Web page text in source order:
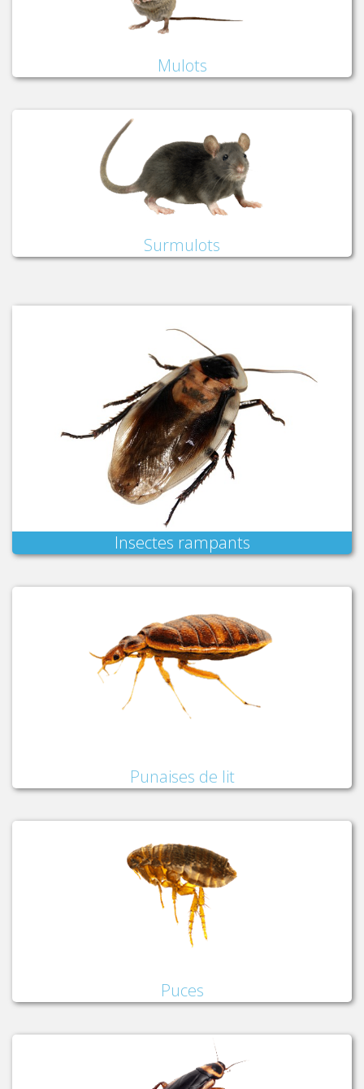
Mulots
Surmulots
Insectes rampants
Punaises de lit
Puces